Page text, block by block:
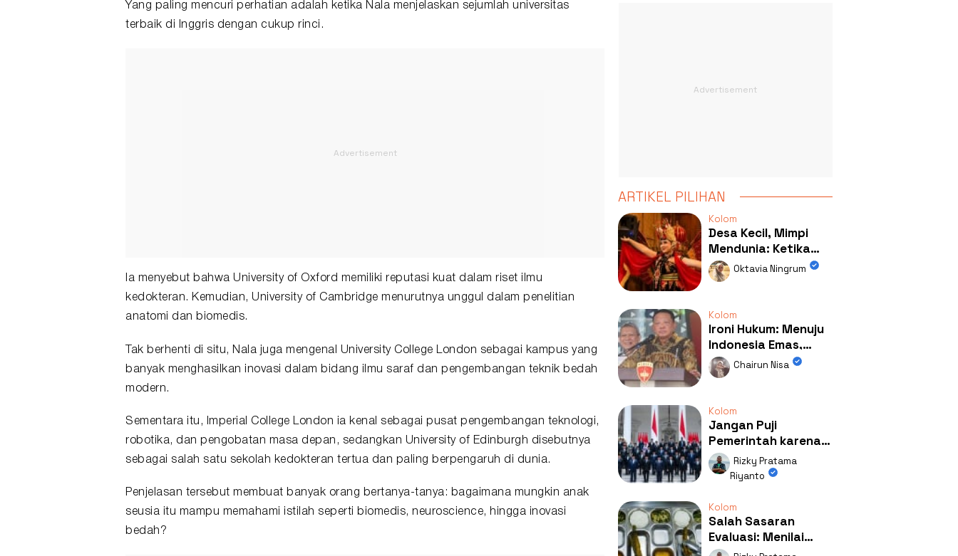
Yang paling mencuri perhatian adalah ketika Nala menjelaskan sejumlah universitas
terbaik di Inggris dengan cukup rinci.
Ia menyebut bahwa University of Oxford memiliki reputasi kuat dalam riset ilmu
kedokteran. Kemudian, University of Cambridge menurutnya unggul dalam penelitian
anatomi dan biomedis.
Tak berhenti di situ, Nala juga mengenal University College London sebagai kampus yang
banyak menghasilkan inovasi dalam bidang ilmu saraf dan pengembangan teknik bedah
modern.
Sementara itu, Imperial College London ia kenal sebagai pusat pengembangan teknologi,
robotika, dan pengobatan masa depan, sedangkan University of Edinburgh disebutnya
sebagai salah satu sekolah kedokteran tertua dan paling berpengaruh di dunia.
Penjelasan tersebut membuat banyak orang bertanya-tanya: bagaimana mungkin anak
seusia itu mampu memahami istilah seperti biomedis, neuroscience, hingga inovasi
bedah?
ARTIKEL PILIHAN
Kolom
Desa Kecil, Mimpi
Mendunia: Ketika
Kolaborasi
Mengubah Wajah
Oktavia Ningrum
Kolom
Ironi Hukum: Menuju
Indonesia Emas,
Ternyata Emasnya
Ada di Rumah Febrie!
Chairun Nisa
Kolom
Jangan Puji
Pemerintah karena
Kerja: Mengapa
Publik Begitu Mudah
Rizky Pratama
Riyanto
Kolom
Salah Sasaran
Evaluasi: Menilai
Program MBG Lewat